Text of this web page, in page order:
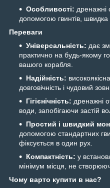
Особливості: дренажні
допомогою гвинтів, швидка
Переваги
Універсальність: дає
практично на будь-якому
вашого корабля.
Надійність:
довговічність і чудовий
Гігієнічність: дренажні
води, запобігаючи застій
Простий і швидкий
допомогою стандартних
фіксується в один рух.
Компактність: у
мінімум місця, не
Чому варто купити в нас?